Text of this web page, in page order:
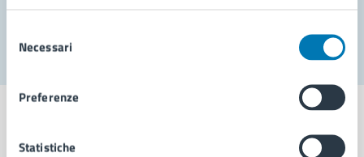
delNecessari
Preferenze
Statistiche